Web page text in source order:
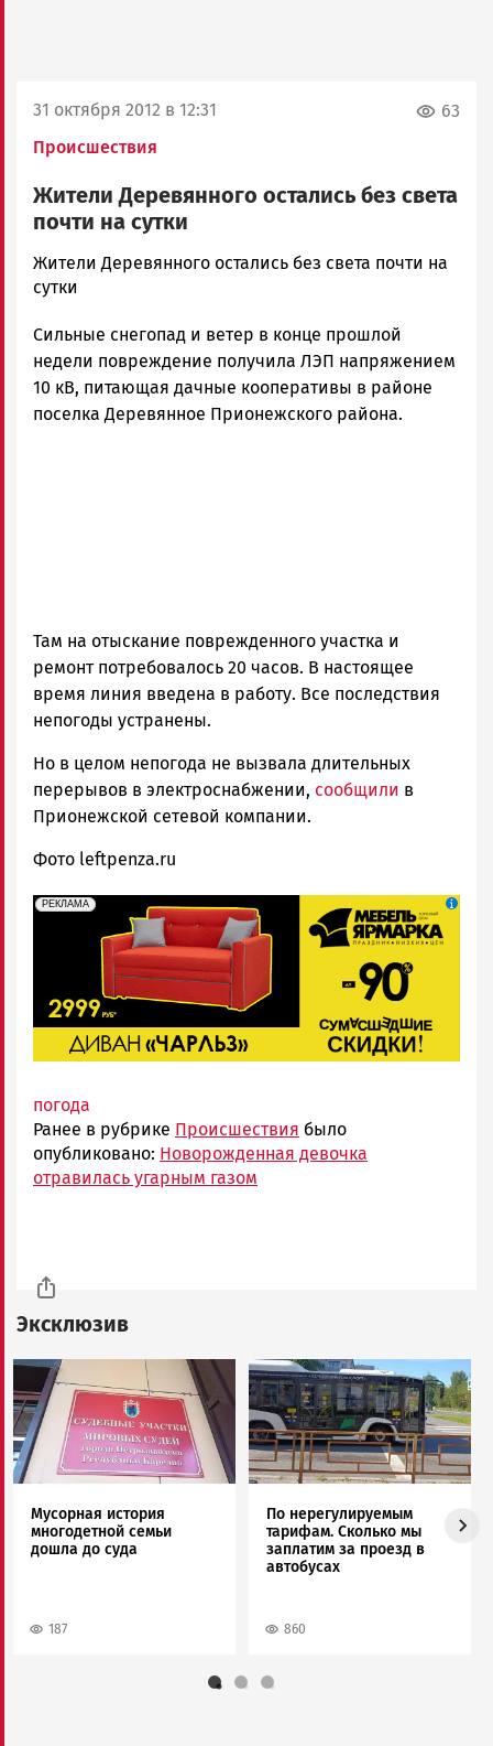
31 октября 2012 в 12:31
Происшествия
63
Жители Деревянного остались без света
почти на сутки
admintimur
Новости
и
Карелии
|
Петрозаводск
Жители Деревянного остались без света почти на
сутки
Сильные снегопад и ветер в конце прошлой
недели повреждение получила ЛЭП напряжением
10 кВ, питающая дачные кооперативы в районе
поселка Деревянное Прионежского района.
Там на отыскание поврежденного участка и
ремонт потребовалось 20 часов. В настоящее
время линия введена в работу. Все последствия
непогоды устранены.
Но в целом непогода не вызвала длительных
перерывов в электроснабжении, сообщили в
Прионежской сетевой компании.
Фото leftpenza.ru
erid: 2SDnjeFymr3
РЕКЛАМА
Реклама
погода
Ранее в рубрике Происшествия было
опубликовано: Новорожденная девочка
отравилась угарным газом
Эксклюзив
Image
Мусорная история
многодетной семьи
дошла до суда
187
Image
По нерегулируемым
тарифам. Сколько мы
заплатим за проезд в
автобусах
860